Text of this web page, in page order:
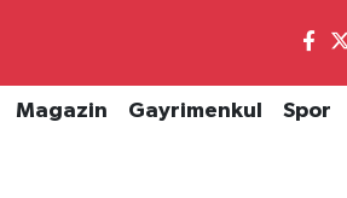
Magazin Gayrimenkul Spor